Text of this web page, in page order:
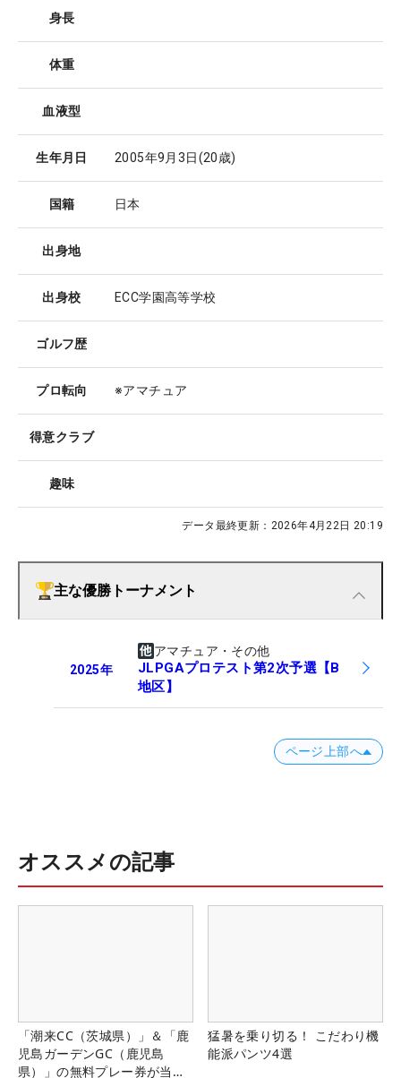
身長
体重
血液型
生年月日 2005年9月3日(20歳)
国籍 日本
出身地
出身校 ECC学園高等学校
ゴルフ歴
プロ転向 ※アマチュア
得意クラブ
趣味
データ最終更新： 2026年4月22日 20:19
主な優勝トーナメント
2025年
アマチュア・その他
JLPGAプロテスト第2次予選【B
地区】
ページ上部へ
オススメの記事
「潮来CC（茨城県）」＆「鹿
児島ガーデンGC（鹿児島
県）」の無料プレー券が当た
猛暑を乗り切る！ こだわり機
能派パンツ4選